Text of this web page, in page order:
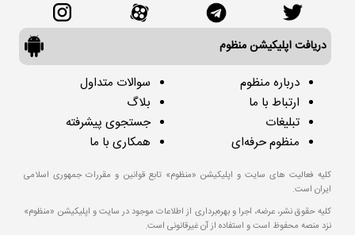
دریافت اپلیکیشن منظوم
درباره منظوم
ارتباط با ما
تبلیغات
منظوم حرفه‌ای
سوالات متداول
بلاگ
جستجوی پیشرفته
همکاری با ما
کلیه فعالیت های سایت و اپلیکیشن «منظوم» تابع قوانین و مقررات جمهوری اسلامی
ایران است.
کلیه حقوق نشر، عرضه، اجرا و بهره‌برداری از اطلاعات موجود در سایت و اپلیکیشن «منظوم»
نزد منصه محفوظ است و استفاده از آن غیرقانونی است.